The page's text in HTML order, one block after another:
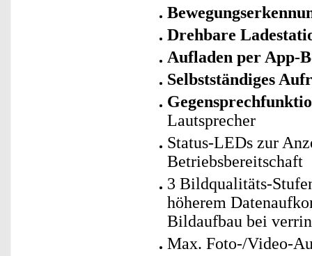
Drehbare
Aufladen per App-
Selbstständiges
Lautsprecher
Status-LEDs zur
Betriebsbereitschaft
3 Bildqualitäts-
höherem
Bildaufbau bei
Max. Foto-/Video-